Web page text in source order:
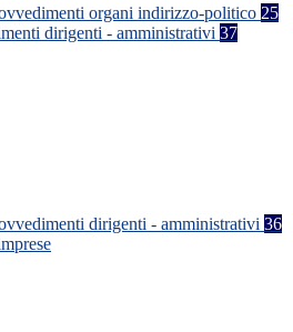
organi indirizzo-politico 25
dirigenti - amministrativi 37
dirigenti - amministrativi 36